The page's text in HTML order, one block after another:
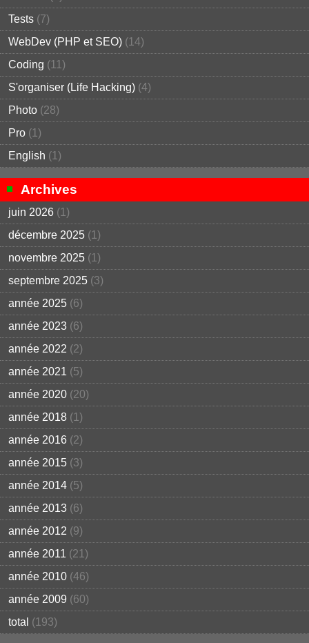
Tests (7)
WebDev (PHP et SEO) (14)
Coding (11)
S'organiser (Life Hacking) (4)
Photo (28)
Pro (1)
English (1)
Archives
juin 2026 (1)
décembre 2025 (1)
novembre 2025 (1)
septembre 2025 (3)
année 2025 (6)
année 2023 (6)
année 2022 (2)
année 2021 (5)
année 2020 (20)
année 2018 (1)
année 2016 (2)
année 2015 (3)
année 2014 (5)
année 2013 (6)
année 2012 (9)
année 2011 (21)
année 2010 (46)
année 2009 (60)
total (193)